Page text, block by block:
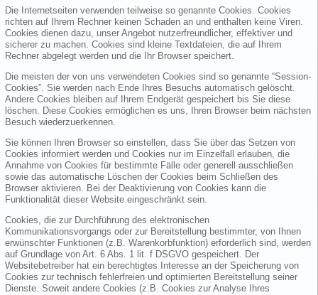
Die Internetseiten verwenden teilweise so genannte Cookies. Cookies
richten auf Ihrem Rechner keinen Schaden an und enthalten keine Viren.
Cookies dienen dazu, unser Angebot nutzerfreundlicher, effektiver und
sicherer zu machen. Cookies sind kleine Textdateien, die auf Ihrem
Rechner abgelegt werden und die Ihr Browser speichert.
Die meisten der von uns verwendeten Cookies sind so genannte “Session-
Cookies”. Sie werden nach Ende Ihres Besuchs automatisch gelöscht.
Andere Cookies bleiben auf Ihrem Endgerät gespeichert bis Sie diese
löschen. Diese Cookies ermöglichen es uns, Ihren Browser beim nächsten
Besuch wiederzuerkennen.
Sie können Ihren Browser so einstellen, dass Sie über das Setzen von
Cookies informiert werden und Cookies nur im Einzelfall erlauben, die
Annahme von Cookies für bestimmte Fälle oder generell ausschließen
sowie das automatische Löschen der Cookies beim Schließen des
Browser aktivieren. Bei der Deaktivierung von Cookies kann die
Funktionalität dieser Website eingeschränkt sein.
Cookies, die zur Durchführung des elektronischen
Kommunikationsvorgangs oder zur Bereitstellung bestimmter, von Ihnen
erwünschter Funktionen (z.B. Warenkorbfunktion) erforderlich sind, werden
auf Grundlage von Art. 6 Abs. 1 lit. f DSGVO gespeichert. Der
Websitebetreiber hat ein berechtigtes Interesse an der Speicherung von
Cookies zur technisch fehlerfreien und optimierten Bereitstellung seiner
Dienste. Soweit andere Cookies (z.B. Cookies zur Analyse Ihres